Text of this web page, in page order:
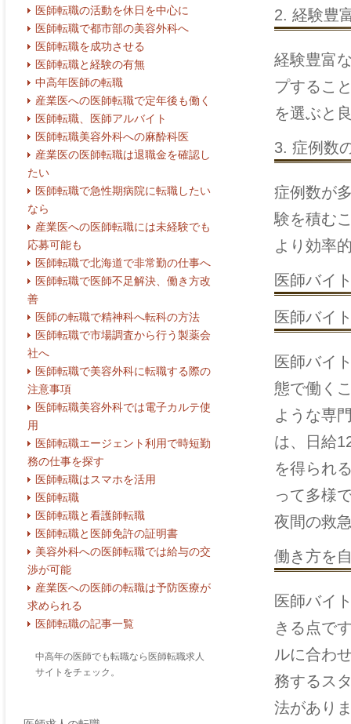
医師転職の活動を休日を中心に
医師転職で都市部の美容外科へ
医師転職を成功させる
医師転職と経験の有無
中高年医師の転職
産業医への医師転職で定年後も働く
医師転職、医師アルバイト
医師転職美容外科への麻酔科医
産業医の医師転職は退職金を確認し
たい
医師転職で急性期病院に転職したい
なら
産業医への医師転職には未経験でも
応募可能も
医師転職で北海道で非常勤の仕事へ
医師転職で医師不足解決、働き方改
善
医師の転職で精神科へ転科の方法
医師転職で市場調査から行う製薬会
社へ
医師転職で美容外科に転職する際の
注意事項
医師転職美容外科では電子カルテ使
用
医師転職エージェント利用で時短勤
務の仕事を探す
医師転職はスマホを活用
医師転職
医師転職と看護師転職
医師転職と医師免許の証明書
美容外科への医師転職では給与の交
渉が可能
産業医への医師の転職は予防医療が
求められる
医師転職の記事一覧
中高年の医師でも転職なら医師転職求人
サイトをチェック。
2. 経験豊
経験豊富
プするこ
を選ぶと
3. 症例数
症例数が
験を積む
より効率
医師バイ
医師バイ
医師バイ
態で働く
ような専
は、日給
を得られ
って多様
夜間の救
働き方を
医師バイ
きる点で
ルに合わ
務するス
法があり